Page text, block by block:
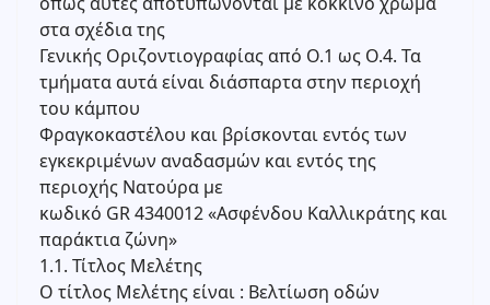
στα σχέδια της
Γενικής Οριζοντιογραφίας από Ο.1 ως Ο.4. Τα
τμήματα αυτά είναι διάσπαρτα στην περιοχή
του κάμπου
Φραγκοκαστέλου και βρίσκονται εντός των
εγκεκριμένων αναδασμών και εντός της
περιοχής Νατούρα με
κωδικό GR 4340012 «Ασφένδου Καλλικράτης και
παράκτια ζώνη»
1.1. Τίτλος Μελέτης
Ο τίτλος Μελέτης είναι : Βελτίωση οδών